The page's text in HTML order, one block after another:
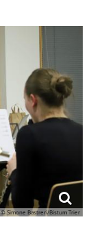
© Simone Bastreri/Bistum Trier